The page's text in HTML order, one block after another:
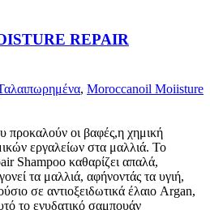
REPAIR
, Moroccanoil Moiisture
προκαλούν οι βαφές,η χημική
εργαλείων στα μαλλιά. Το
Shampoo καθαρίζει απαλά,
τα μαλλιά, αφήνοντάς τα υγιή,
σε αντιοξειδωτικά έλαιο Argan,
το ενυδατικό σαμπουάν